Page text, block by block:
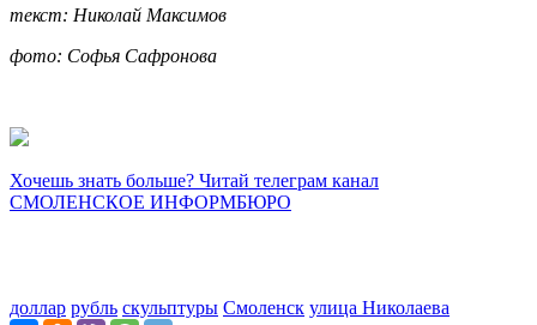
текст: Николай Максимов
фото: Софья Сафронова
Хочешь знать больше? Читай телеграм канал
СМОЛЕНСКОЕ ИНФОРМБЮРО
доллар рубль скульптуры Смоленск улица Николаева